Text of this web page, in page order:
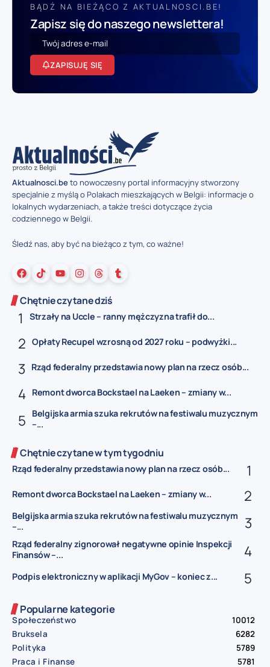
BĄDŹ NA BIEŻĄCO Z AKTUALNOSCI.BE!
Zapisz się do naszego newslettera!
ZAPISUJĘ SIĘ
Aktualnosci.beto nowoczesny portal informacyjny stworzony
specjalnie z myślą o Polakach mieszkających w Belgii: informacje o
lokalnych wydarzeniach, a także treści dotyczące życia
codziennego w Belgii.
Śledź nas, aby być na bieżąco z tym, co ważne!
Chętnie czytane dziś
Strzały na Uccle – ranny mężczyzna trafił do...
Opłaty Recupel wzrosną od 2027 roku – podwyżki...
Rząd federalny przedstawia nowy plan na rzecz osób...
Remont dworca Bockstael na Laeken – zmiany w...
Belgijska armia szuka rekrutów na festiwalu muzycznym
–...
Chętnie czytane w tym tygodniu
Rząd federalny przedstawia nowy plan na rzecz osób...
Remont dworca Bockstael na Laeken – zmiany w...
Belgijska armia szuka rekrutów na festiwalu muzycznym
–...
Rząd federalny zignorował negatywne opinie Inspekcji
Finansów –...
Podpis elektroniczny w aplikacji MyGov – koniec z...
Popularne kategorie
Społeczeństwo
10012
Bruksela
6282
Polityka
5789
Praca i Finanse
5781